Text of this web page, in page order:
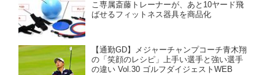
こ専属斎藤トレーナーが、あと10ヤード飛
ばせるフィットネス器具を商品化
【通勤GD】メジャーチャンプコーチ青木翔
の「笑顔のレシピ」上手い選手と強い選手
の違い Vol.30 ゴルフダイジェストWEB